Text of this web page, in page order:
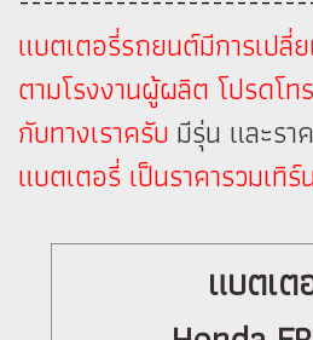
แบตเตอรี่รถยนต์มีการเปลี่
ตามโรงงานผู้ผลิต โปรดโท
กับทางเราครับ มีรุ่น และรา
แบตเตอรี่ เป็นราคารวมเทิ
แบตเต